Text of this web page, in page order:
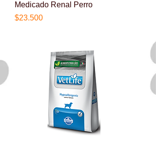
Medicado Renal Perro
Precio
$23.500